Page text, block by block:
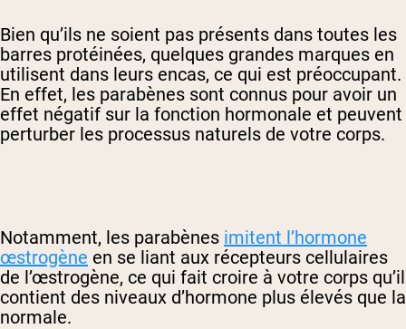
Bien qu’ils ne soient pas présents dans toutes les
barres protéinées, quelques grandes marques en
utilisent dans leurs encas, ce qui est préoccupant.
En effet, les parabènes sont connus pour avoir un
effet négatif sur la fonction hormonale et peuvent
perturber les processus naturels de votre corps.
Notamment, les parabènes imitent l’hormone
œstrogène en se liant aux récepteurs cellulaires
de l’œstrogène, ce qui fait croire à votre corps qu’il
contient des niveaux d’hormone plus élevés que la
normale.